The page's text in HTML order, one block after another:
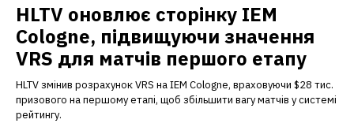
HLTV оновлює сторінку IEM
Cologne, підвищуючи значення
VRS для матчів першого етапу
HLTV змінив розрахунок VRS на IEM Cologne, враховуючи $28 тис.
призового на першому етапі, щоб збільшити вагу матчів у системі
рейтингу.